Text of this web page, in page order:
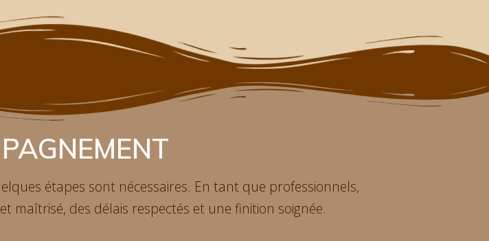
étapes sont nécessaires. En tant que professionnels,
maîtrisé, des délais respectés et une finition soignée.